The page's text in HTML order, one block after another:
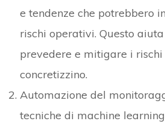
e tendenze che potrebbero
rischi operativi. Questo
prevedere e mitigare i
concretizzino.
Automazione del
tecniche di machine